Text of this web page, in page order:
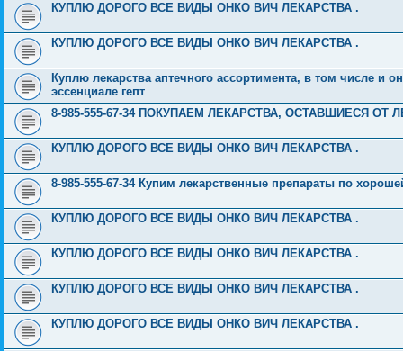
КУПЛЮ ДОРОГО ВСЕ ВИДЫ ОНКО ВИЧ ЛЕКАРСТВА .
КУПЛЮ ДОРОГО ВСЕ ВИДЫ ОНКО ВИЧ ЛЕКАРСТВА .
Куплю лекарства аптечного ассортимента, в том числе и
эссенциале гепт
8-985-555-67-34 ПОКУПАЕМ ЛЕКАРСТВА, ОСТАВШИЕСЯ ОТ
КУПЛЮ ДОРОГО ВСЕ ВИДЫ ОНКО ВИЧ ЛЕКАРСТВА .
8-985-555-67-34 Купим лекарственные препараты по
КУПЛЮ ДОРОГО ВСЕ ВИДЫ ОНКО ВИЧ ЛЕКАРСТВА .
КУПЛЮ ДОРОГО ВСЕ ВИДЫ ОНКО ВИЧ ЛЕКАРСТВА .
КУПЛЮ ДОРОГО ВСЕ ВИДЫ ОНКО ВИЧ ЛЕКАРСТВА .
КУПЛЮ ДОРОГО ВСЕ ВИДЫ ОНКО ВИЧ ЛЕКАРСТВА .